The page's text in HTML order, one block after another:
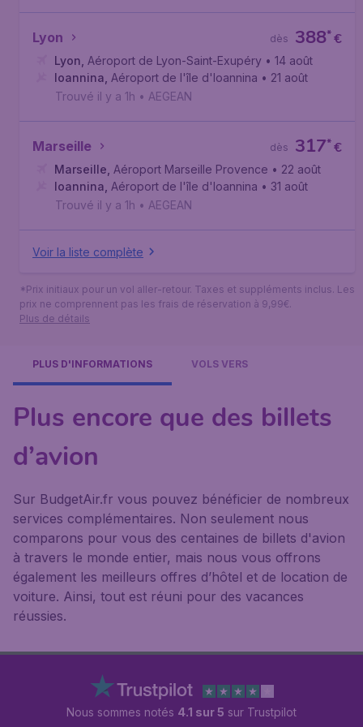
Lyon €
388*
dès
Lyon Aéroport de Lyon-Saint-Exupéry • 14 août
Ioannina Aéroport de l'île d'Ioannina • 21 août
Trouvé il y a 1h • AEGEAN
Marseille €
317*
dès
Marseille Aéroport Marseille Provence • 22 août
Ioannina Aéroport de l'île d'Ioannina • 31 août
Trouvé il y a 1h • AEGEAN
Voir la liste complète
*Prix initiaux pour un vol aller-retour. Taxes et suppléments inclus. Les
prix ne comprennent pas les frais de réservation à 9,99€.
Plus de détails
PLUS D'INFORMATIONS VOLS VERS
Plus encore que des billets
d’avion
Sur BudgetAir.fr vous pouvez bénéficier de nombreux
services complémentaires. Non seulement nous
comparons pour vous des centaines de billets d'avion
à travers le monde entier, mais nous vous offrons
également les meilleurs offres d’hôtel et de location de
voiture. Ainsi, tout est réuni pour des vacances
réussies.
Nous sommes notés 4.1 sur 5 sur Trustpilot